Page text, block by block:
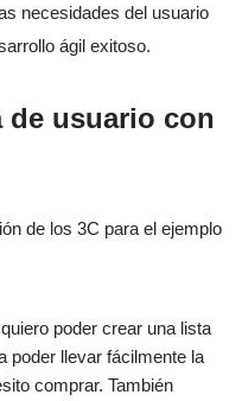
necesidades del usuario
ágil exitoso.
de usuario con
de los 3C para el ejemplo
poder crear una lista
poder llevar fácilmente la
comprar. También